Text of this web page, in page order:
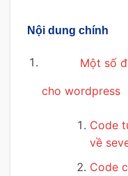
Nội dung chính
Một số
cho wordpress
Code
về
Code